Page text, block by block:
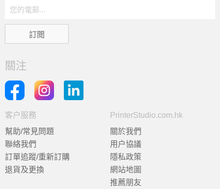
關注
客户服務
幫助/常見問題
聯絡我們
訂單追蹤/重新訂購
退貨及更換
PrinterStudio.com.hk
關於我們
用户協議
隱私政策
網站地圖
推薦朋友